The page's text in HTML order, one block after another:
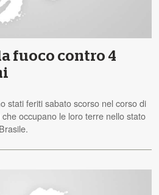
fuoco contro 4
stati feriti sabato scorso nel corso di
occupano le loro terre nello stato